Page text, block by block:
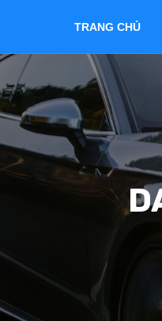
TRANG CHỦ